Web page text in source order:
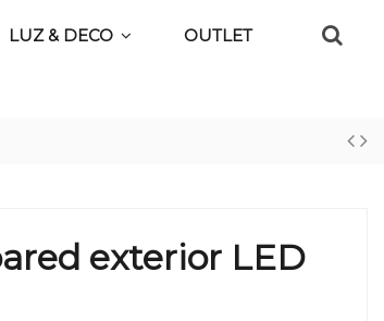
LUZ & DECO OUTLET
exterior LED